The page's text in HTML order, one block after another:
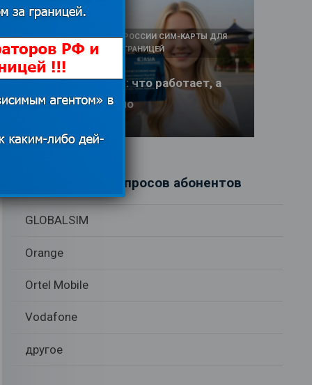
Интернет в Китае: что работает, а
что заблокировано
КАК И У КОГО КУПИТЬ В РОССИИ СИМ-КАРТЫ ДЛЯ
ИНТЕРНЕТА И СВЯЗИ ЗА ГРАНИЦЕЙ
Рубрики вопросов абонентов
GLOBALSIM
Orange
Ortel Mobile
Vodafone
другое